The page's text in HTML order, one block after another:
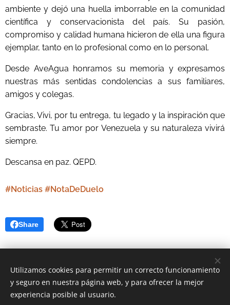
ambiente y dejó una huella imborrable en la comunidad
científica y conservacionista del país. Su pasión,
compromiso y calidad humana hicieron de ella una figura
ejemplar, tanto en lo profesional como en lo personal.
Desde AveAgua honramos su memoria y expresamos
nuestras más sentidas condolencias a sus familiares,
amigos y colegas.
Gracias, Vivi, por tu entrega, tu legado y la inspiración que
sembraste. Tu amor por Venezuela y su naturaleza vivirá
siempre.
Descansa en paz. QEPD.
#Noticias #NotaDeDuelo
Share
© 2009 GWPVenezuela/AveAgua | Todos los derechos
Utilizamos cookies para permitir un correcto funcionamiento
y seguro en nuestra página web, y para ofrecer la mejor
experiencia posible al usuario.